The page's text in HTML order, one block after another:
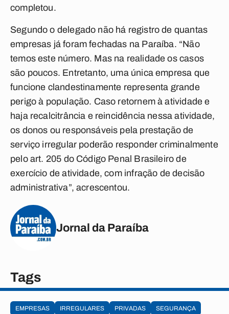
completou.
Segundo o delegado não há registro de quantas
empresas já foram fechadas na Paraíba. “Não
temos este número. Mas na realidade os casos
são poucos. Entretanto, uma única empresa que
funcione clandestinamente representa grande
perigo à população. Caso retornem à atividade e
haja recalcitrância e reincidência nessa atividade,
os donos ou responsáveis pela prestação de
serviço irregular poderão responder criminalmente
pelo art. 205 do Código Penal Brasileiro de
exercício de atividade, com infração de decisão
administrativa”, acrescentou.
Jornal da Paraíba
Tags
EMPRESAS IRREGULARES PRIVADAS SEGURANÇA